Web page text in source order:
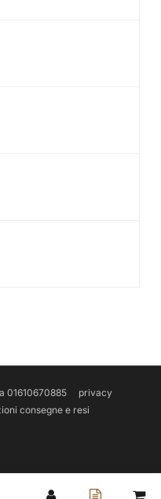
01610670885 privacy
consegne e resi